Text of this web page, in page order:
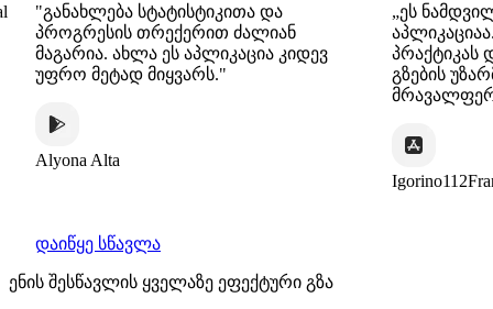
სტატისტიკითა და
თრექერით ძალიან
ახლა ეს აპლიკაცია კიდევ
მიყვარს."
„ეს ნამდვილად
აპლიკაციაა. ის
პრაქტიკას
გზების უზარმაზარი
Igorino112France
დაიწყე სწავლა
ენის შესწავლის ყველაზე ეფექტური გზა